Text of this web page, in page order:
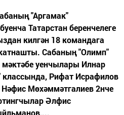
"Аргамак"
Татарстан беренчелеге
килгән 18 командага
Сабаның "Олимп"
уенчылары Илнар
Рифат Исрафилов
Мөхәммәтгалиев 2нче
Әлфис